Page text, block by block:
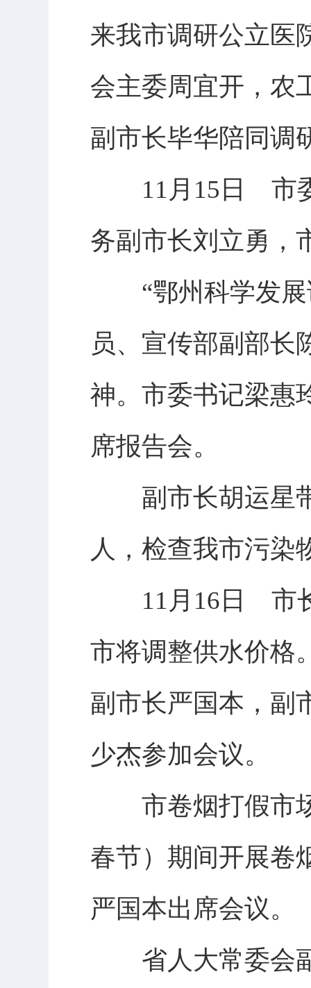
来我市调研公立医
会主委周宜开，农
副市长毕华陪同调
11月15日 市委
务副市长刘立勇，
“鄂州科学发展
员、宣传部副部长
神。市委书记梁惠
席报告会。
副市长胡运星带
人，检查我市污染
11月16日 市长
市将调整供水价格
副市长严国本，副
少杰参加会议。
市卷烟打假市场
春节）期间开展卷
严国本出席会议。
省人大常委会副